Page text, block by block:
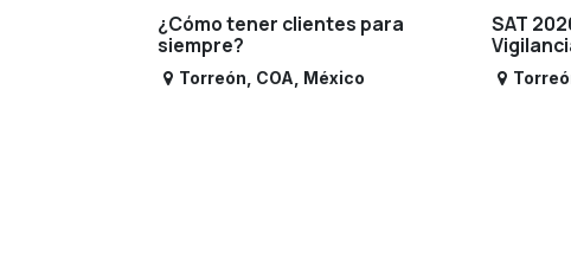
¿Cómo tener clientes para
siempre?
Torreón COA México
SAT